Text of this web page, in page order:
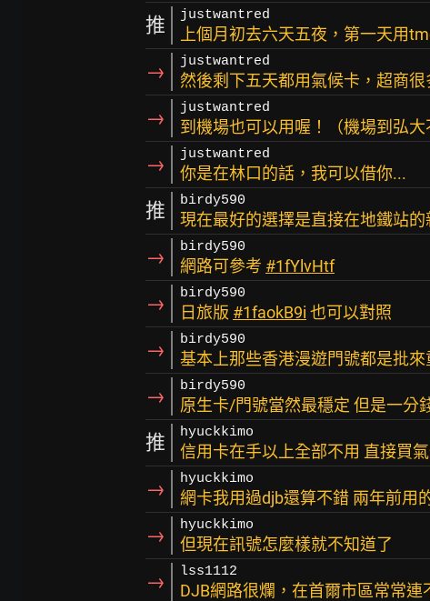
推 justwantred
上個月初去六天五夜，第一天用
→ justwantred
然後剩下五天都用氣候卡，超商
→ justwantred
到機場也可以用喔！（機場到弘大
→ justwantred
你是在林口的話，我可以借你...
推 birdy590
現在最好的選擇是直接在地鐵站的
→ birdy590
網路可參考 #1fYlvHtf
→ birdy590
日旅版 #1faokB9i 也可以對照
→ birdy590
基本上那些香港漫遊門號都是批來
→ birdy590
原生卡/門號當然最穩定 但是一分
推 hyuckkimo
信用卡在手以上全部不用 直接買
→ hyuckkimo
網卡我用過djb還算不錯 兩年前用
→ hyuckkimo
但現在訊號怎麼樣就不知道了
→ lss1112
DJB網路很爛，在首爾市區常常連